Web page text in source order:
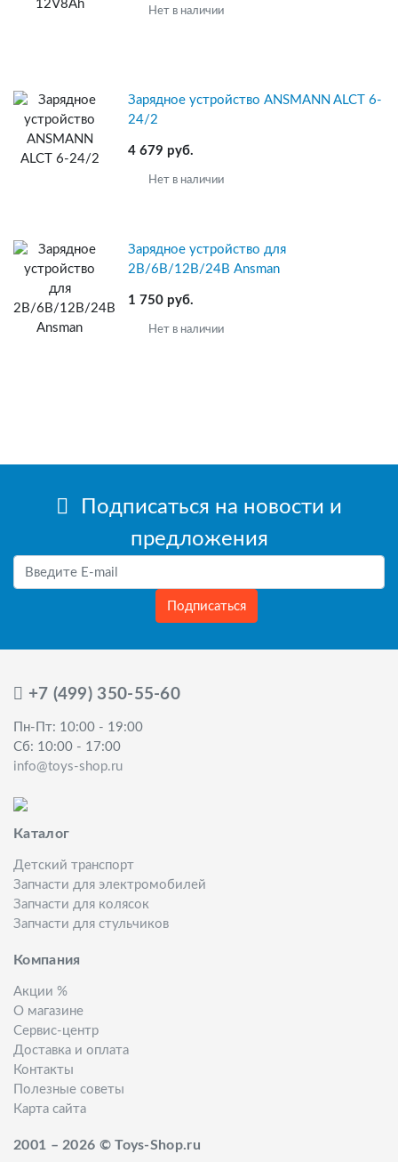
Нет в наличии
Зарядное устройство ANSMANN ALCT 6-
24/2
4 679 руб.
Нет в наличии
Зарядное устройство для
2В/6В/12В/24В Ansman
1 750 руб.
Нет в наличии
Подписаться на новости и
предложения
Подписаться
+7 (499) 350-55-60
Пн-Пт: 10:00 - 19:00
Сб: 10:00 - 17:00
info@toys-shop.ru
Каталог
Детский транспорт
Запчасти для электромобилей
Запчасти для колясок
Запчасти для стульчиков
Компания
Акции %
О магазине
Сервис-центр
Доставка и оплата
Контакты
Полезные советы
Карта сайта
2001 – 2026 © Toys-Shop.ru